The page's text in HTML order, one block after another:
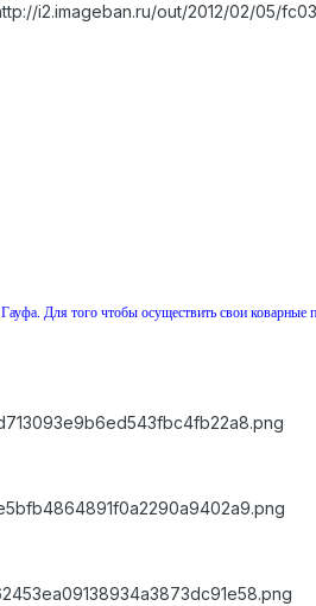
i2.imageban.ru/out/2012/02/05/
Для того чтобы осуществить свои